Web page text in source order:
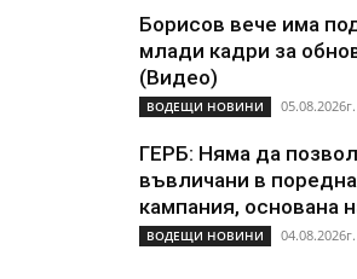
Борисов вече има
млади кадри за
(Видео)
ВОДЕЩИ НОВИНИ
ГЕРБ: Няма да
въвличани в
кампания, основана
ВОДЕЩИ НОВИНИ